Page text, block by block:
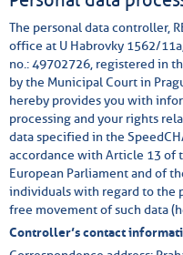
The personal data controller,
office at U Habrovky 1562/
no.: 49702726, registered in
by the Municipal Court in
hereby provides you with
processing and your rights
data specified in the
accordance with Article 13 of
European Parliament and of
individuals with regard to the
free movement of such data
Controller’s contact